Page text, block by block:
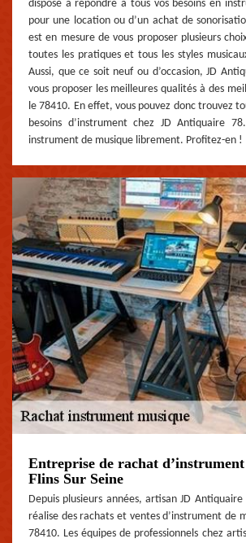
disposé à répondre à tous vos besoins en
pour une location ou d’un achat de
est en mesure de vous proposer plusieurs
toutes les pratiques et tous les styles
Aussi, que ce soit neuf ou d’occasion, JD
vous proposer les meilleures qualités à des
le 78410. En effet, vous pouvez donc trouvez
besoins d’instrument chez JD Antiquaire
instrument de musique librement. Profitez-en !
Entreprise de rachat
Flins Sur Seine
Depuis plusieurs années, artisan JD Antiquaire
réalise des rachats et ventes d’instrument de
78410. Les équipes de professionnels chez